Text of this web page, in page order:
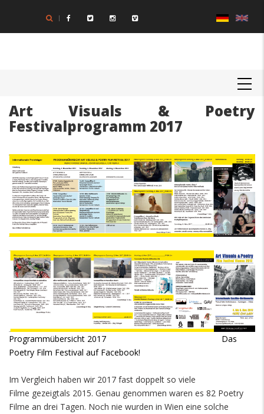
Inhalt
Art Visuals & Poetry
Festivalprogramm 2017
Programmübersicht 2017
Das
Poetry Film Festival auf Facebook!
Im Vergleich haben wir 2017 fast doppelt so viele
Filme gezeigtals 2015. Genau genommen waren es 82 Poetry
Filme an drei Tagen. Noch nie wurden in Wien eine solche